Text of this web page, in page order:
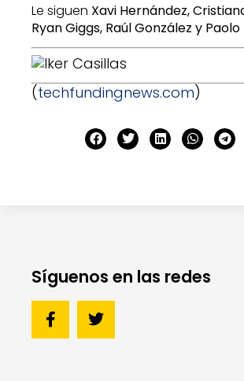
Le siguen Xavi Hernández,
Ryan Giggs, Raúl González y
(techfundingnews.com)
Síguenos en las redes